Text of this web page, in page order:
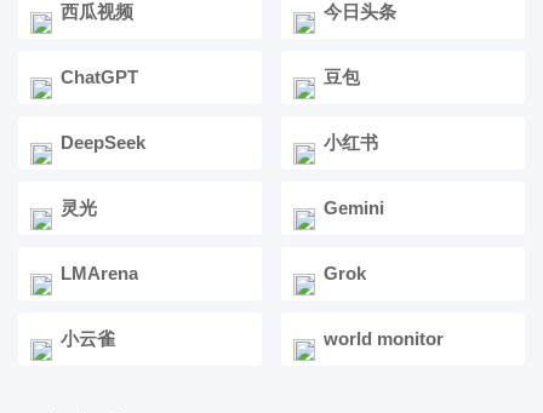
西瓜视频 今日头条
ChatGPT 豆包
DeepSeek 小红书
灵光 Gemini
LMArena Grok
小云雀 world monitor